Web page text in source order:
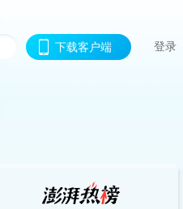
下载客户端 登录